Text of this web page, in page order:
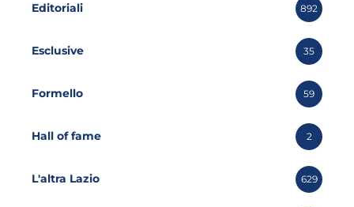
Editoriali 892
Esclusive 35
Formello 59
Hall of fame 2
L'altra Lazio 629